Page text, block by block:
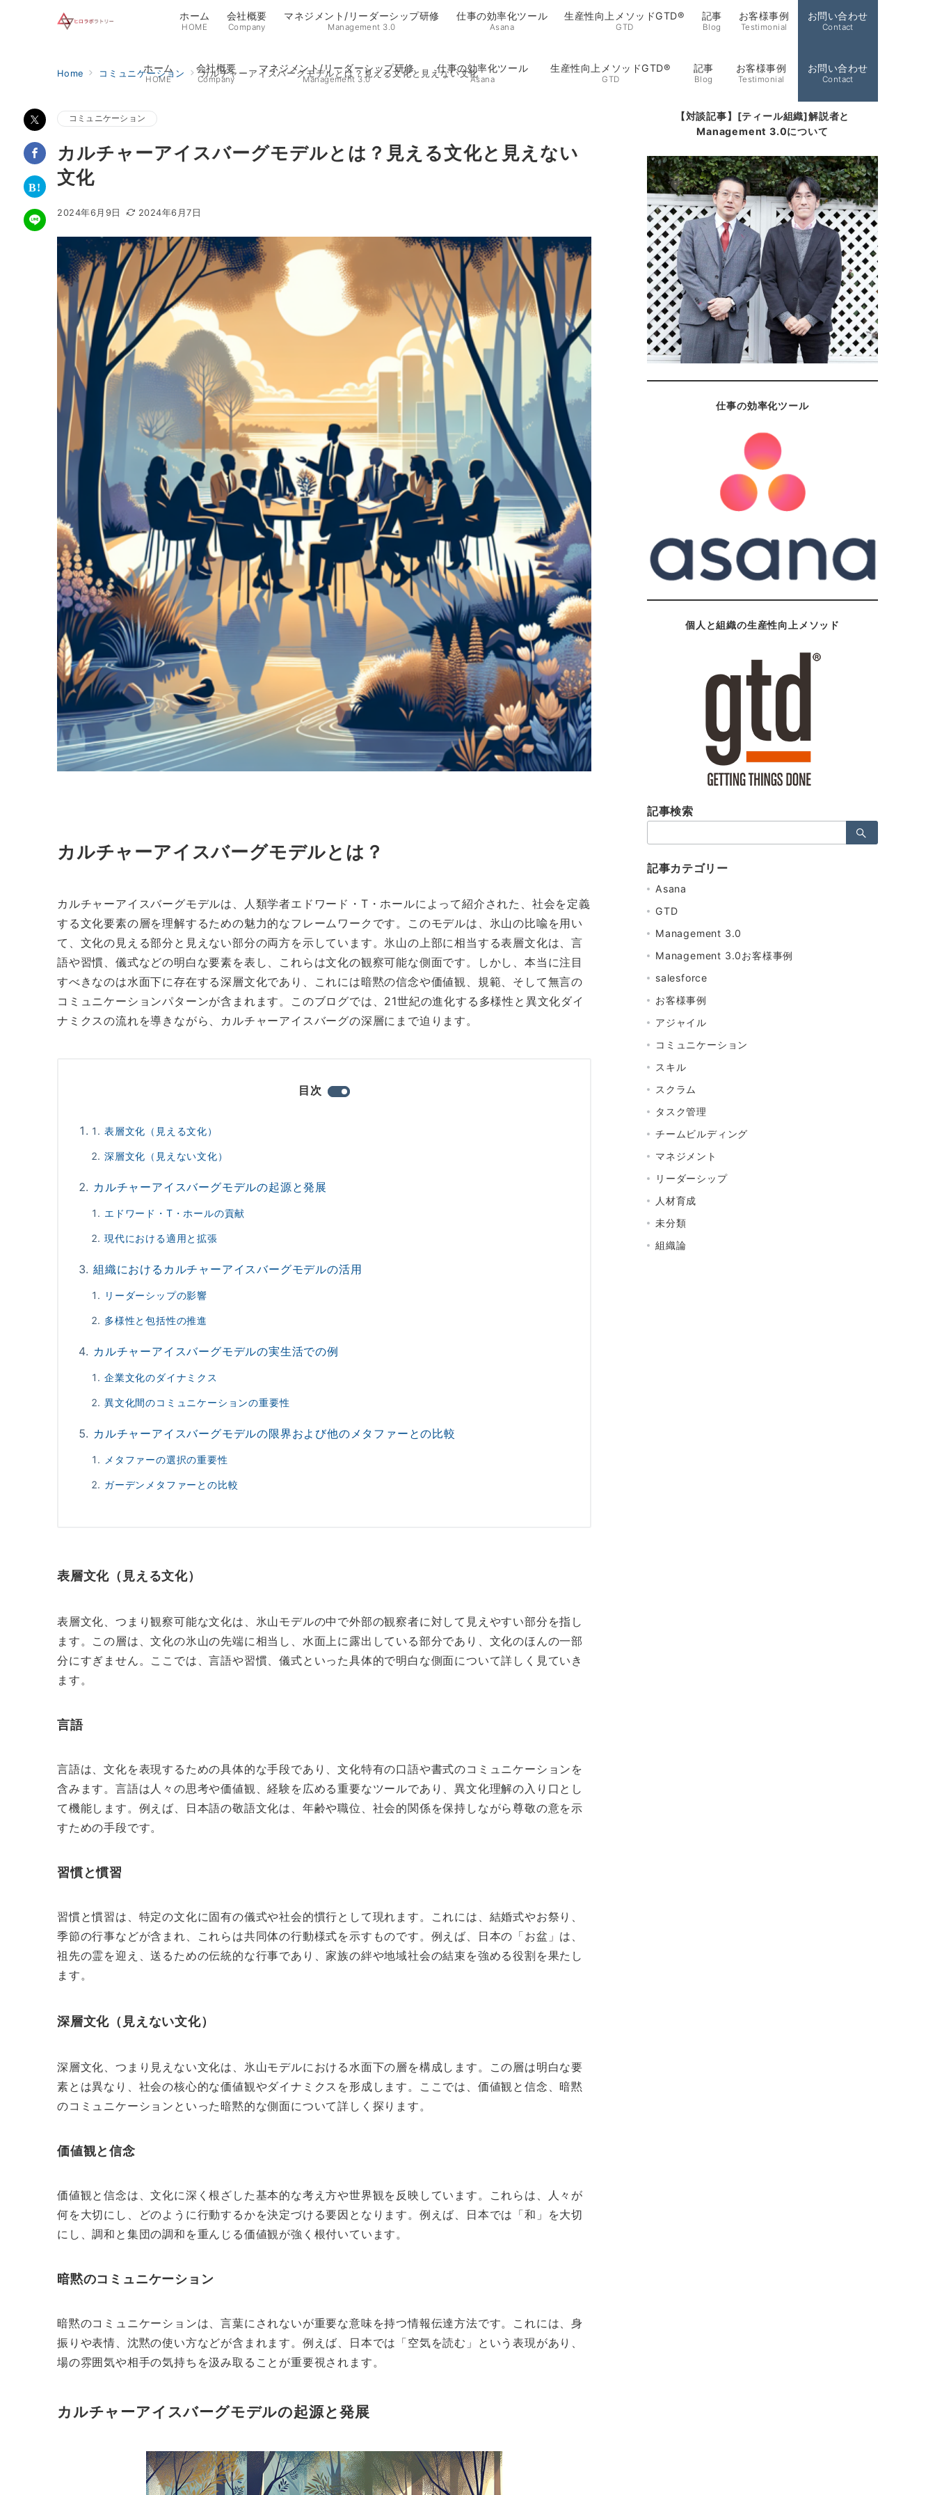
ホーム
HOME
会社概要
Company
マネジメント/リーダーシップ研修
Management 3.0
仕事の効率化ツール
Asana
生産性向上メソッドGTD®
GTD
記事
Blog
お客様事例
Testimonial
お問い合わせ
Contact
ホーム
HOME
会社概要
Company
マネジメント/リーダーシップ研修
Management 3.0
仕事の効率化ツール
Asana
生産性向上メソッドGTD®
GTD
記事
Blog
お客様事例
Testimonial
お問い合わせ
Contact
Home コミュニケーション カルチャーアイスバーグモデルとは？見える文化と見えない文化
コミュニケーション
カルチャーアイスバーグモデルとは？見える文化と見えない
文化
2024年6月9日 2024年6月7日
カルチャーアイスバーグモデルとは？
カルチャーアイスバーグモデルは、人類学者エドワード・T・ホールによって紹介された、社会を定義
する文化要素の層を理解するための魅力的なフレームワークです。このモデルは、氷山の比喩を用い
て、文化の見える部分と見えない部分の両方を示しています。氷山の上部に相当する表層文化は、言
語や習慣、儀式などの明白な要素を表し、これらは文化の観察可能な側面です。しかし、本当に注目
すべきなのは水面下に存在する深層文化であり、これには暗黙の信念や価値観、規範、そして無言の
コミュニケーションパターンが含まれます。このブログでは、21世紀の進化する多様性と異文化ダイ
ナミクスの流れを導きながら、カルチャーアイスバーグの深層にまで迫ります。
目次
表層文化（見える文化）
深層文化（見えない文化）
カルチャーアイスバーグモデルの起源と発展
エドワード・T・ホールの貢献
現代における適用と拡張
組織におけるカルチャーアイスバーグモデルの活用
リーダーシップの影響
多様性と包括性の推進
カルチャーアイスバーグモデルの実生活での例
企業文化のダイナミクス
異文化間のコミュニケーションの重要性
カルチャーアイスバーグモデルの限界および他のメタファーとの比較
メタファーの選択の重要性
ガーデンメタファーとの比較
表層文化（見える文化）
表層文化、つまり観察可能な文化は、氷山モデルの中で外部の観察者に対して見えやすい部分を指し
ます。この層は、文化の氷山の先端に相当し、水面上に露出している部分であり、文化のほんの一部
分にすぎません。ここでは、言語や習慣、儀式といった具体的で明白な側面について詳しく見ていき
ます。
言語
言語は、文化を表現するための具体的な手段であり、文化特有の口語や書式のコミュニケーションを
含みます。言語は人々の思考や価値観、経験を広める重要なツールであり、異文化理解の入り口とし
て機能します。例えば、日本語の敬語文化は、年齢や職位、社会的関係を保持しながら尊敬の意を示
すための手段です。
習慣と慣習
習慣と慣習は、特定の文化に固有の儀式や社会的慣行として現れます。これには、結婚式やお祭り、
季節の行事などが含まれ、これらは共同体の行動様式を示すものです。例えば、日本の「お盆」は、
祖先の霊を迎え、送るための伝統的な行事であり、家族の絆や地域社会の結束を強める役割を果たし
ます。
深層文化（見えない文化）
深層文化、つまり見えない文化は、氷山モデルにおける水面下の層を構成します。この層は明白な要
素とは異なり、社会の核心的な価値観やダイナミクスを形成します。ここでは、価値観と信念、暗黙
のコミュニケーションといった暗黙的な側面について詳しく探ります。
価値観と信念
価値観と信念は、文化に深く根ざした基本的な考え方や世界観を反映しています。これらは、人々が
何を大切にし、どのように行動するかを決定づける要因となります。例えば、日本では「和」を大切
にし、調和と集団の調和を重んじる価値観が強く根付いています。
暗黙のコミュニケーション
暗黙のコミュニケーションは、言葉にされないが重要な意味を持つ情報伝達方法です。これには、身
振りや表情、沈黙の使い方などが含まれます。例えば、日本では「空気を読む」という表現があり、
場の雰囲気や相手の気持ちを汲み取ることが重要視されます。
カルチャーアイスバーグモデルの起源と発展
【対談記事】[ティール組織]解説者と
Management 3.0について
仕事の効率化ツール
個人と組織の生産性向上メソッド
記事検索
索：
記事カテゴリー
Asana
GTD
Management 3.0
Management 3.0お客様事例
salesforce
お客様事例
アジャイル
コミュニケーション
スキル
スクラム
タスク管理
チームビルディング
マネジメント
リーダーシップ
人材育成
未分類
組織論